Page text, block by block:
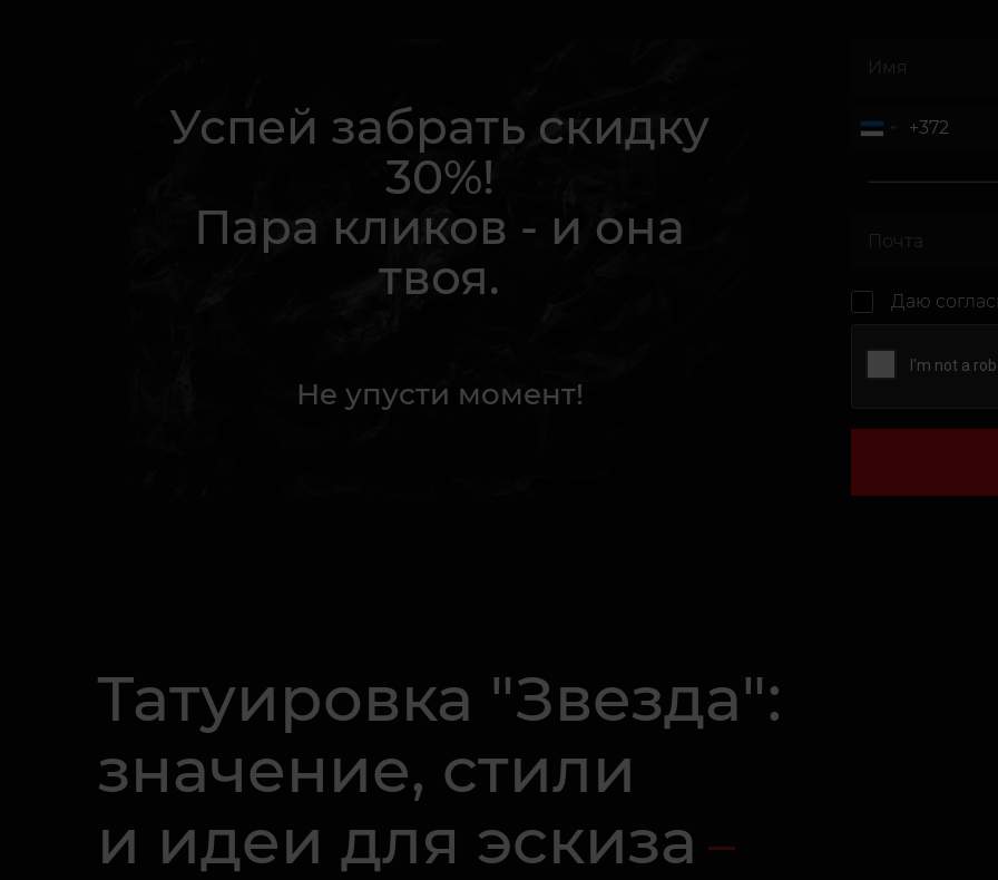
Успей забрать скидку
30%!
Пара кликов - и она
твоя.
Не упусти момент!
Даю
Татуировка "Звезда":
значение, стили
и идеи для эскиза